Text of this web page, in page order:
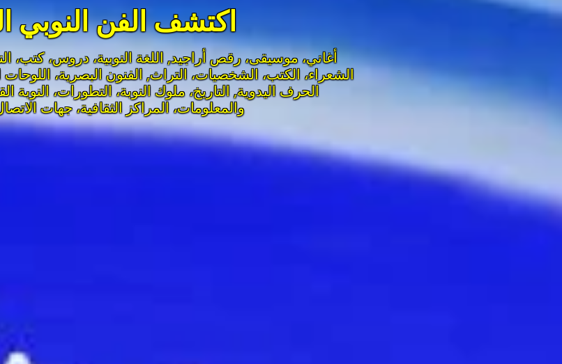
اكتشف الفن النوبي
أغاني، موسيقى، رقص أراجيد,اللغة النوبية، دروس، كتب،
الشعراء، الكتب، الشخصيات، التراث,الفنون البصرية، اللوحات
الحرف اليدوية,التاريخ، ملوك النوبة، التطورات، النوبة
والمعلومات، المراكز الثقافية، جهات